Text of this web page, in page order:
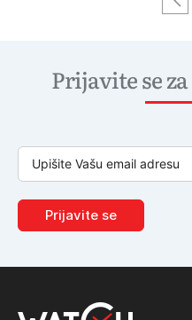
Prijavite se
Prijavite se